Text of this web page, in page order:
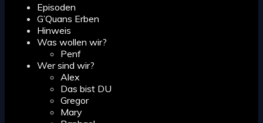
Episoden
G’Quans Erben
Hinweis
Was wollen wir?
Penf
Wer sind wir?
Alex
Das bist DU
Gregor
Mary